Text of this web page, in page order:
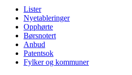
Lister
Nyetableringer
Opphørte
Børsnotert
Anbud
Patentsok
Fylker og kommuner